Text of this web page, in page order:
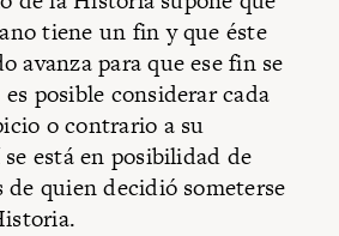
tiene un fin y que éste
avanza para que ese fin se
posible considerar cada
o contrario a su
está en posibilidad de
de quien decidió someterse